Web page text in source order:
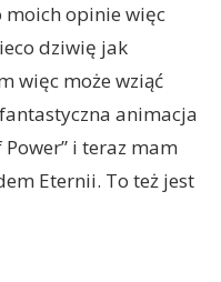
moich opinie więc
dziwię jak
więc może wziąć
animacja
Power” i teraz mam
Eternii. To też jest